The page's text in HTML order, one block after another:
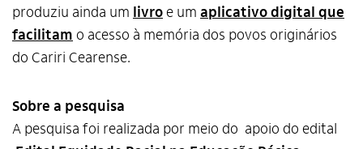
produziu ainda um livroe um aplicativo digital que
facilitam o acesso à memória dos povos originários
do Cariri Cearense.
Sobre a pesquisa
A pesquisa foi realizada por meio do apoio do edital